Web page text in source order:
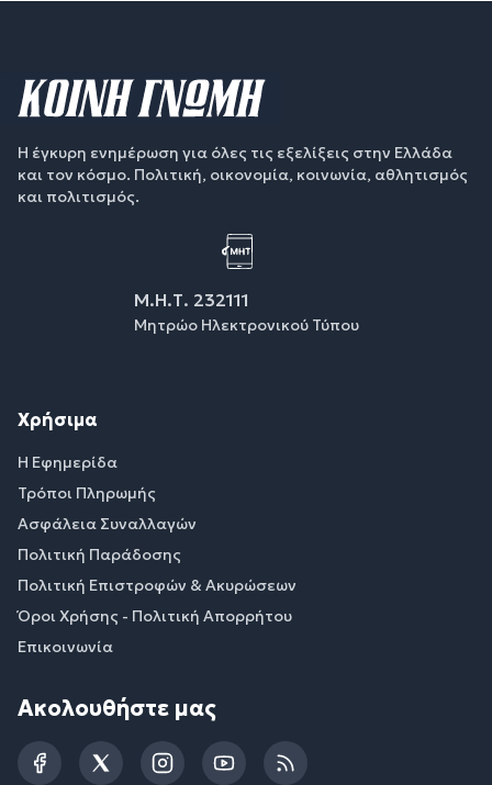
Η έγκυρη ενημέρωση για όλες τις εξελίξεις στην Ελλάδα
και τον κόσμο. Πολιτική, οικονομία, κοινωνία, αθλητισμός
και πολιτισμός.
Μ.Η.Τ. 232111
Μητρώο Ηλεκτρονικού Τύπου
Χρήσιμα
Η Εφημερίδα
Τρόποι Πληρωμής
Ασφάλεια Συναλλαγών
Πολιτική Παράδοσης
Πολιτική Επιστροφών & Ακυρώσεων
Όροι Χρήσης - Πολιτική Απορρήτου
Επικοινωνία
Ακολουθήστε μας
FacebookTwitterInstagramYouTubeRSS